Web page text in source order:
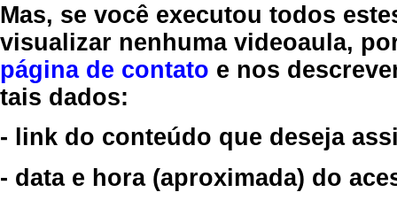
Mas, se você executou todos
visualizar nenhuma videoaula,
página de contato e nos
tais dados:
- link do conteúdo que deseja
- data e hora (aproximada) do